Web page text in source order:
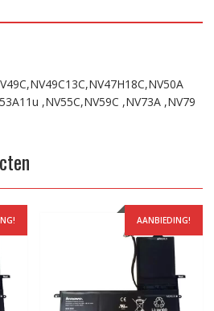
,NV55C,NV59C ,NV73A ,NV79
AANBIEDING!